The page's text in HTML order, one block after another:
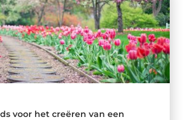
voor het creëren van een